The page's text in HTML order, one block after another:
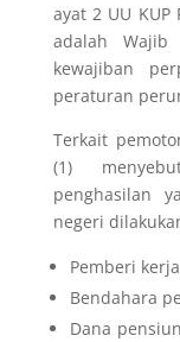
ayat 2 UU
adalah
kewajiban
peraturan
Terkait
(1)
penghasilan
negeri
Pemberi
Bendahara
Dana